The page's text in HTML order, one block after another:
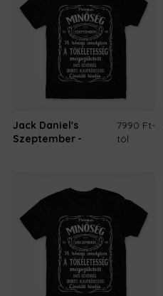
Jack Daniel's
Szeptember
7990 Ft-
tól